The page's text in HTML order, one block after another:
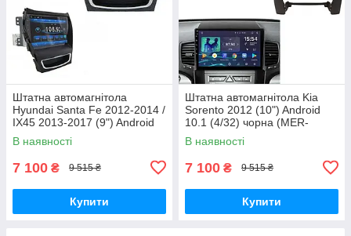
Штатна автомагнітола
Hyundai Santa Fe 2012-2014 /
IX45 2013-2017 (9") Android
10.1 (4/32) (КОРОБКА 1)
чорна (MER-14149_5671)
В наявності
7 100 ₴ 9 515 ₴
Купити
Штатна автомагнітола Kia
Sorento 2012 (10") Android
10.1 (4/32) чорна (MER-
14114_5673)
В наявності
7 100 ₴ 9 515 ₴
Купити